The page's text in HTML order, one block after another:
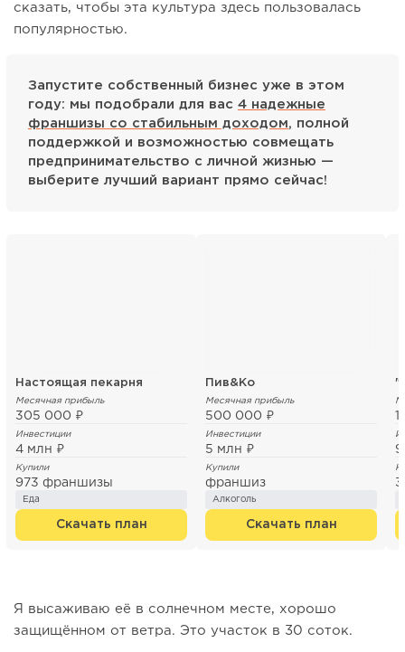
сказать, чтобы эта культура здесь пользовалась
популярностью.
Запустите собственный бизнес уже в этом
году: мы подобрали для вас 4 надежные
франшизы со стабильным доходом, полной
поддержкой и возможностью совмещать
предпринимательство с личной жизнью —
выберите лучший вариант прямо сейчас!
Настоящая пекарня
Месячная прибыль
305 000 ₽
Инвестиции
4 млн ₽
Купили
973 франшизы
Еда
Скачать план
Пив&Ко
Месячная прибыль
500 000 ₽
Инвестиции
5 млн ₽
Купили
франшиз
Алкоголь
Скачать план
Я высаживаю её в солнечном месте, хорошо
защищённом от ветра. Это участок в 30 соток.